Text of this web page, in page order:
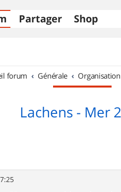
Partager Shop
forum Générale
Lachens - Mer